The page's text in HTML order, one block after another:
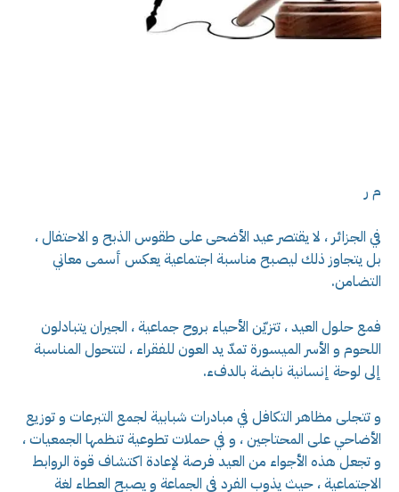
م ر
في الجزائر ، لا يقتصر عيد الأضحى على طقوس الذبح و الاحتفال ،
بل يتجاوز ذلك ليصبح مناسبة اجتماعية يعكس أسمى معاني
التضامن.
فمع حلول العيد ، تتزيّن الأحياء بروح جماعية ، الجيران يتبادلون
اللحوم و الأسر الميسورة تمدّ يد العون للفقراء ، لتتحول المناسبة
إلى لوحة إنسانية نابضة بالدفء.
و تتجلى مظاهر التكافل في مبادرات شبابية لجمع التبرعات و توزيع
الأضاحي على المحتاجين ، و في حملات تطوعية تنظمها الجمعيات ،
و تجعل هذه الأجواء من العيد فرصة لإعادة اكتشاف قوة الروابط
الاجتماعية ، حيث يذوب الفرد في الجماعة و يصبح العطاء لغة